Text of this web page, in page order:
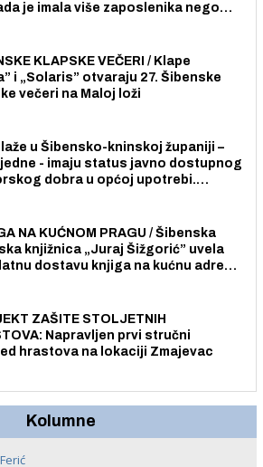
je imala više zaposlenika nego
KLAPSKE VEČERI / Klape
i „Solaris” otvaraju 27. Šibenske
večeri na Maloj loži
u Šibensko-kninskoj županiji –
- imaju status javno dostupnog
dobra u općoj upotrebi.
NA KUĆNOM PRAGU / Šibenska
knjižnica „Juraj Šižgorić” uvela
dostavu knjiga na kućnu adresu
ZAŠITE STOLJETNIH
Napravljen prvi stručni
hrastova na lokaciji Zmajevac
Kolumne